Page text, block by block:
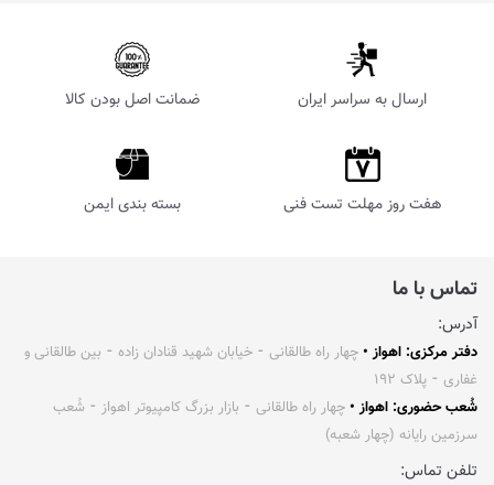
ارسال به سراسر ایران ضمانت اصل بودن کالا
هفت روز مهلت تست فنی بسته بندی ایمن
تماس با ما
آدرس:
دفتر مرکزی: اهواز • چهار راه طالقانی ⁃ خیابان شهید قنادان زاده ⁃ بین طالقانی و
غفاری ⁃ پلاک ۱۹۲
شُعب حضوری: اهواز • چهار راه طالقانی ⁃ بازار بزرگ کامپیوتر اهواز ⁃ شُعب
سرزمین رایانه (چهار شعبه)
تلفن تماس: